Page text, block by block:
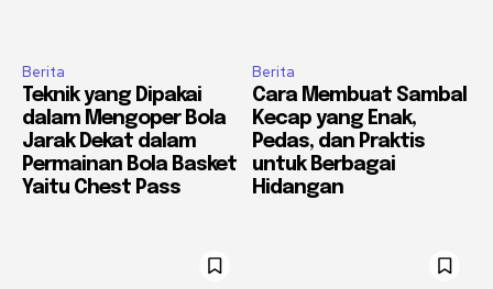
Berita
Teknik yang Dipakai
dalam Mengoper Bola
Jarak Dekat dalam
Permainan Bola Basket
Yaitu Chest Pass
Berita
Cara Membuat Sambal
Kecap yang Enak,
Pedas, dan Praktis
untuk Berbagai
Hidangan